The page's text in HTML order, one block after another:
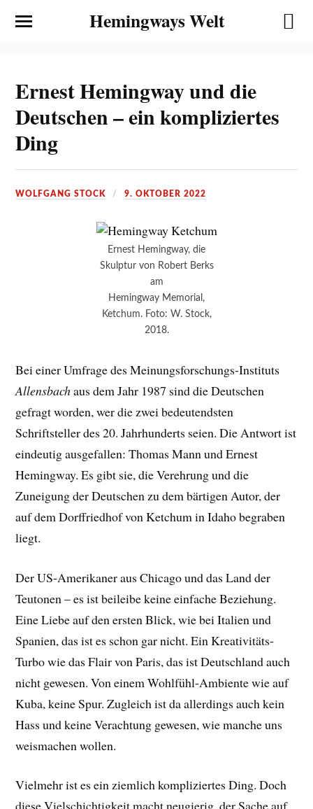
Hemingways Welt
Ernest Hemingway und die
Deutschen – ein kompliziertes
Ding
WOLFGANG STOCK 9. OKTOBER 2022
Ernest Hemingway, die
Skulptur von Robert Berks
am
Hemingway Memorial,
Ketchum. Foto: W. Stock,
2018.
Bei einer Umfrage des Meinungsforschungs-Instituts
Allensbachaus dem Jahr 1987 sind die Deutschen
gefragt worden, wer die zwei bedeutendsten
Schriftsteller des 20. Jahrhunderts seien. Die Antwort ist
eindeutig ausgefallen: Thomas Mann und Ernest
Hemingway. Es gibt sie, die Verehrung und die
Zuneigung der Deutschen zu dem bärtigen Autor, der
auf dem Dorffriedhof von Ketchum in Idaho begraben
liegt.
Der US-Amerikaner aus Chicago und das Land der
Teutonen – es ist beileibe keine einfache Beziehung.
Eine Liebe auf den ersten Blick, wie bei Italien und
Spanien, das ist es schon gar nicht. Ein Kreativitäts-
Turbo wie das Flair von Paris, das ist Deutschland auch
nicht gewesen. Von einem Wohlfühl-Ambiente wie auf
Kuba, keine Spur. Zugleich ist da allerdings auch kein
Hass und keine Verachtung gewesen, wie manche uns
weismachen wollen.
Vielmehr ist es ein ziemlich kompliziertes Ding. Doch